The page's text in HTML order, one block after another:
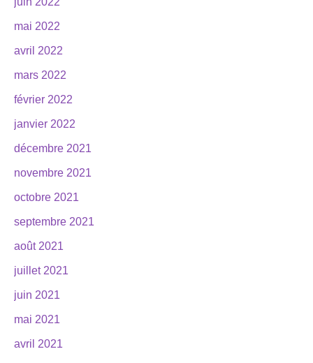
mai 2022
avril 2022
mars 2022
février 2022
janvier 2022
décembre 2021
novembre 2021
octobre 2021
septembre 2021
août 2021
juillet 2021
juin 2021
mai 2021
avril 2021